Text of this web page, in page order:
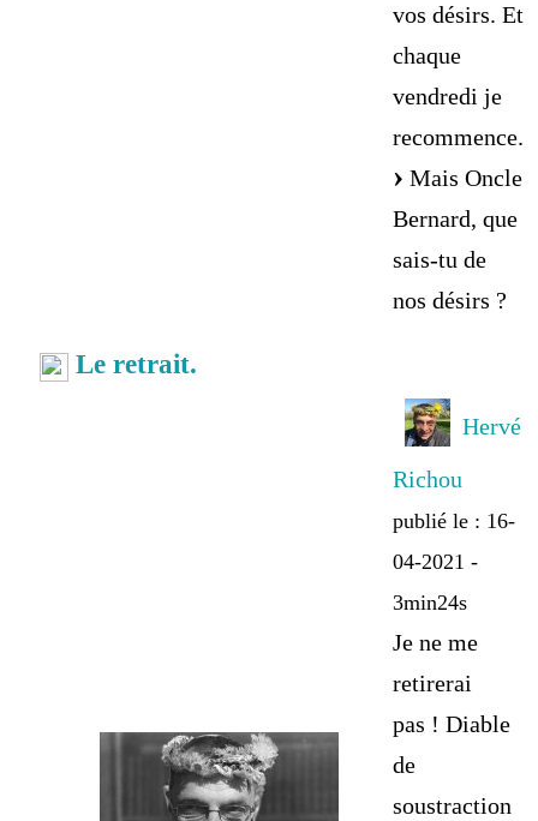
vos désirs. Et
chaque
vendredi je
recommence.
Mais Oncle
Bernard, que
sais-tu de
nos désirs ?
Le retrait.
Hervé
Richou
publié le : 16-
04-2021 -
3min24s
Je ne me
retirerai
pas ! Diable
de
soustraction